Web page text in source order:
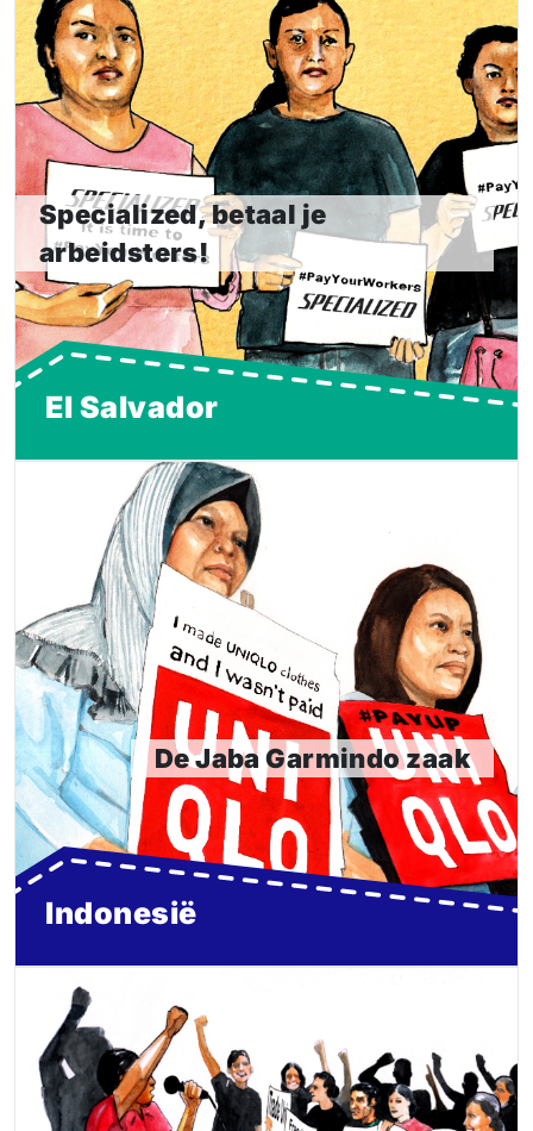
Specialized, betaal je
arbeidsters!
El Salvador
Specialized, betaal je arbeidsters!
In de APS-fabriek in El Salvador maakten arbeidsters
kleding voor merken als Specialized (een Amerikaans
fietsmerk). In augustus 2022 sloot de fabriek zonder
waarschuwing, waardoor 831 kledingarbeidsters van de
ene op de andere dag zonder werk kwamen te zitten.
Lees meer
De Jaba Garmindo zaak
Indonesië
De Jaba Garmindo zaak
In Jakarta, Indonesië laat het Japanse kledingmerk
Uniqlo al jarenlang tweeduizend kledingarbeiders aan
hun lot over. De arbeiders hebben recht op
ontslagvergoeding, maar hebben dit nooit betaald
gekregen.
Lees meer
Strijd voor vakbondsvrijheid
Na de weigering van de fabrieksleiding om hun
vakbond te erkennen, hielden werknemers van een